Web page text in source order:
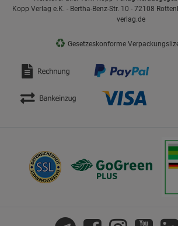
Kopp Verlag e.K. - Bertha-Benz-Str. 10 - 72108
verlag.de
♻ Gesetzeskonforme